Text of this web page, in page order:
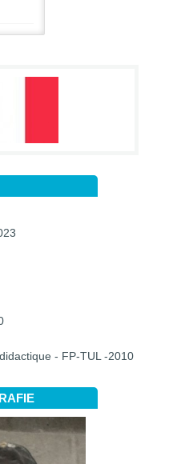
- FP-TUL -2010